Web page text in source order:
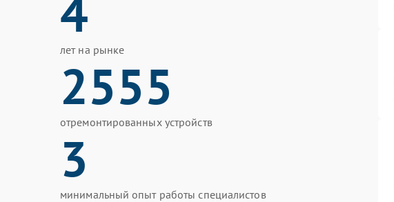
4
лет на рынке
2555
отремонтированных устройств
3
минимальный опыт работы специалистов